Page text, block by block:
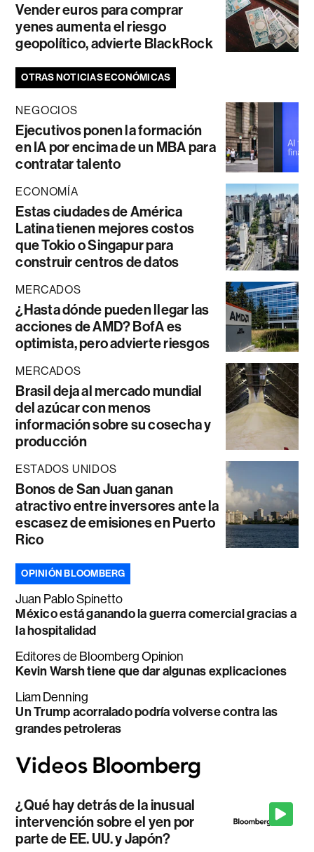
Vender euros para comprar
yenes aumenta el riesgo
geopolítico, advierte BlackRock
OTRAS NOTICIAS ECONÓMICAS
NEGOCIOS
Ejecutivos ponen la formación
en IA por encima de un MBA para
contratar talento
ECONOMÍA
Estas ciudades de América
Latina tienen mejores costos
que Tokio o Singapur para
construir centros de datos
MERCADOS
¿Hasta dónde pueden llegar las
acciones de AMD? BofA es
optimista, pero advierte riesgos
MERCADOS
Brasil deja al mercado mundial
del azúcar con menos
información sobre su cosecha y
producción
ESTADOS UNIDOS
Bonos de San Juan ganan
atractivo entre inversores ante la
escasez de emisiones en Puerto
Rico
OPINIÓN BLOOMBERG
Juan Pablo Spinetto
México está ganando la guerra comercial gracias a
la hospitalidad
Editores de Bloomberg Opinion
Kevin Warsh tiene que dar algunas explicaciones
Liam Denning
Un Trump acorralado podría volverse contra las
grandes petroleras
¿Qué hay detrás de la inusual
intervención sobre el yen por
parte de EE. UU. y Japón?